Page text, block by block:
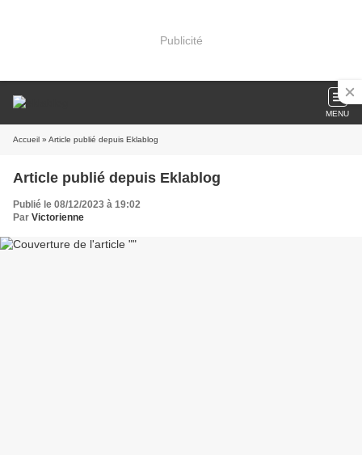
Publicité
MENU
Accueil » Article publié depuis Eklablog
Article publié depuis Eklablog
Publié le 08/12/2023 à 19:02
Par Victorienne